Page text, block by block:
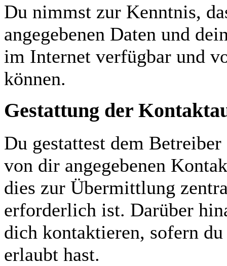
Du nimmst zur Kenntnis,
angegebenen Daten und
im Internet verfügbar und
können.
Gestattung der
Du gestattest dem
von dir angegebenen
dies zur Übermittlung
erforderlich ist. Darüber
dich kontaktieren, sofern
erlaubt hast.